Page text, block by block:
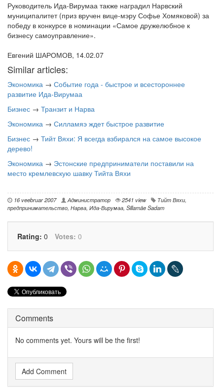
Руководитель Ида-Вирумаа также наградил Нарвский
муниципалитет (приз вручен вице-мэру Софье Хомяковой) за
победу в конкурсе в номинации «Самое дружелюбное к
бизнесу самоуправление».
Евгений ШАРОМОВ, 14.02.07
Similar articles:
Экономика → Событие года - быстрое и всестороннее
развитие Ида-Вирумаа
Бизнес → Транзит и Нарва
Экономика → Силламяэ ждет быстрое развитие
Бизнес → Тийт Вяхи: Я всегда взбирался на самое высокое
дерево!
Экономика → Эстонские предприниматели поставили на
место кремлевскую шавку Тийта Вяхи
16 veebruar 2007 Администратор 2541 view Тийт Вяхи,
предпринимательство, Нарва, Ида-Вирумаа, Sillamäe Sadam
Rating: 0 Votes: 0
Comments
No comments yet. Yours will be the first!
Add Comment